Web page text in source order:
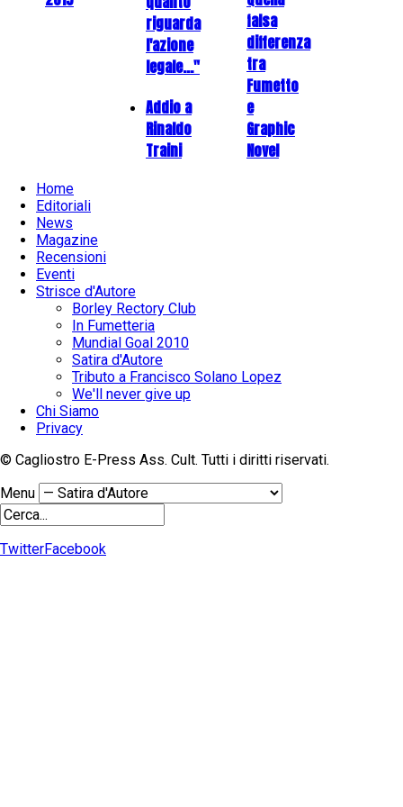
riguarda
l'azione
legale..."
Addio a
Rinaldo
Traini
falsa
differenza
tra
Fumetto
e
Graphic
Novel
Home
Editoriali
News
Magazine
Recensioni
Eventi
Strisce d'Autore
Borley Rectory Club
In Fumetteria
Mundial Goal 2010
Satira d'Autore
Tributo a Francisco Solano Lopez
We'll never give up
Chi Siamo
Privacy
© Cagliostro E-Press Ass. Cult. Tutti i diritti riservati.
Menu
TwitterFacebook